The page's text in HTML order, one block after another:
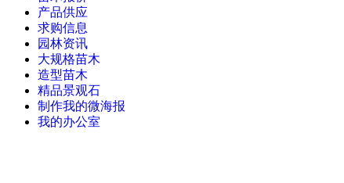
产品供应
求购信息
园林资讯
大规格苗木
造型苗木
精品景观石
制作我的微海报
我的办公室